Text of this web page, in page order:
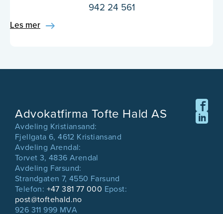
942 24 561
Les mer
Advokatfirma Tofte Hald AS
Avdeling Kristiansand:
Fjellgata 6, 4612 Kristiansand
Avdeling Arendal:
Torvet 3, 4836 Arendal
Avdeling Farsund:
Strandgaten 7, 4550 Farsund
Telefon: +47 381 77 000 Epost:
post@toftehald.no
926 311 999 MVA